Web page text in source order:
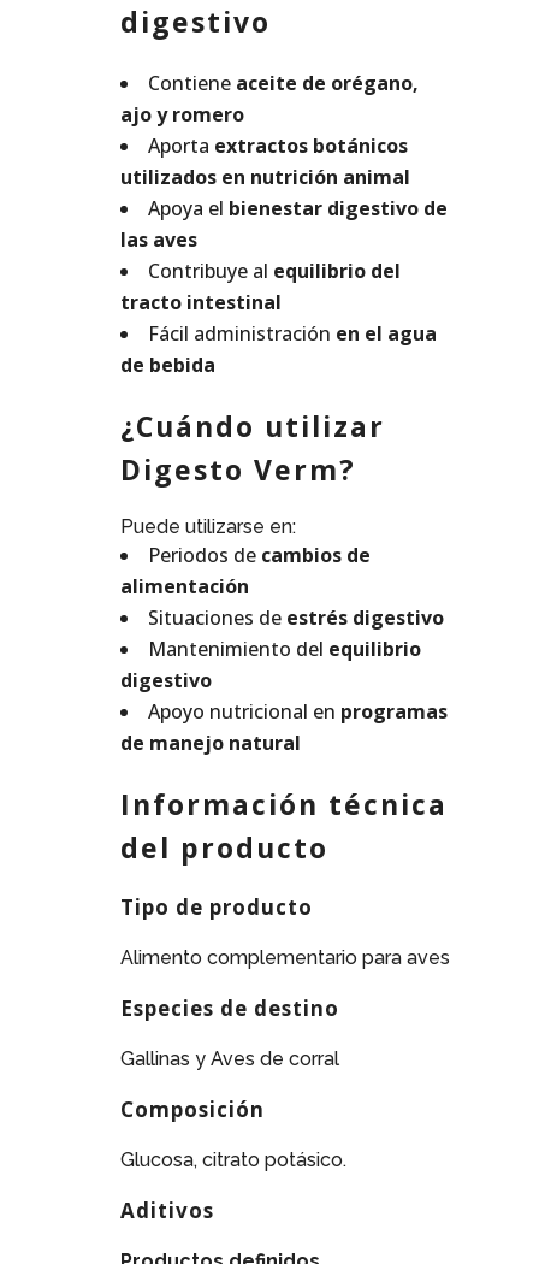
digestivo
Contiene aceite de orégano,
ajo y romero
Aporta extractos botánicos
utilizados en nutrición animal
Apoya el bienestar digestivo de
las aves
Contribuye al equilibrio del
tracto intestinal
Fácil administración en el agua
de bebida
¿Cuándo utilizar
Digesto Verm?
Puede utilizarse en:
Periodos de cambios de
alimentación
Situaciones de estrés digestivo
Mantenimiento del equilibrio
digestivo
Apoyo nutricional en programas
de manejo natural
Información técnica
del producto
Tipo de producto
Alimento complementario para aves
Especies de destino
Gallinas y Aves de corral
Composición
Glucosa, citrato potásico.
Aditivos